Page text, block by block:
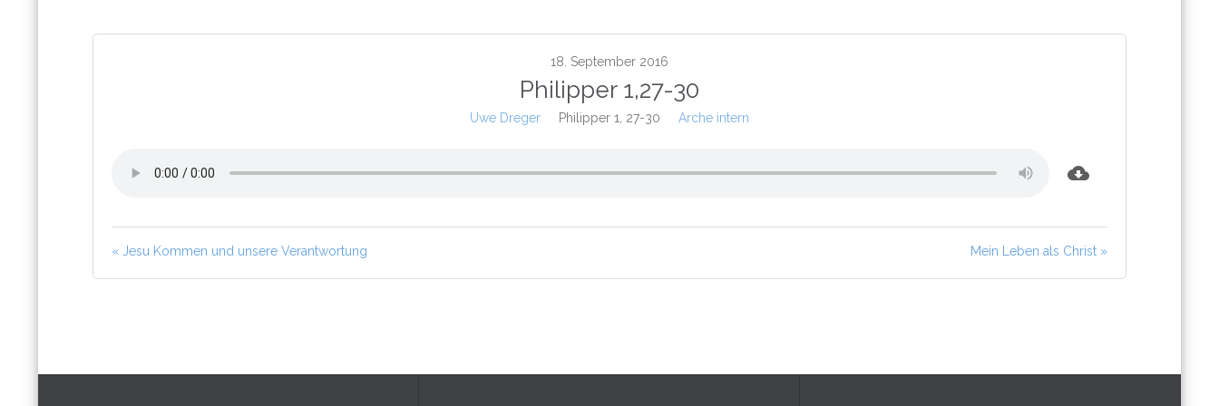
18. September 2016
Philipper 1,27-30
Uwe Dreger Philipper 1, 27-30 Arche intern
« Jesu Kommen und unsere Verantwortung Mein Leben als Christ »